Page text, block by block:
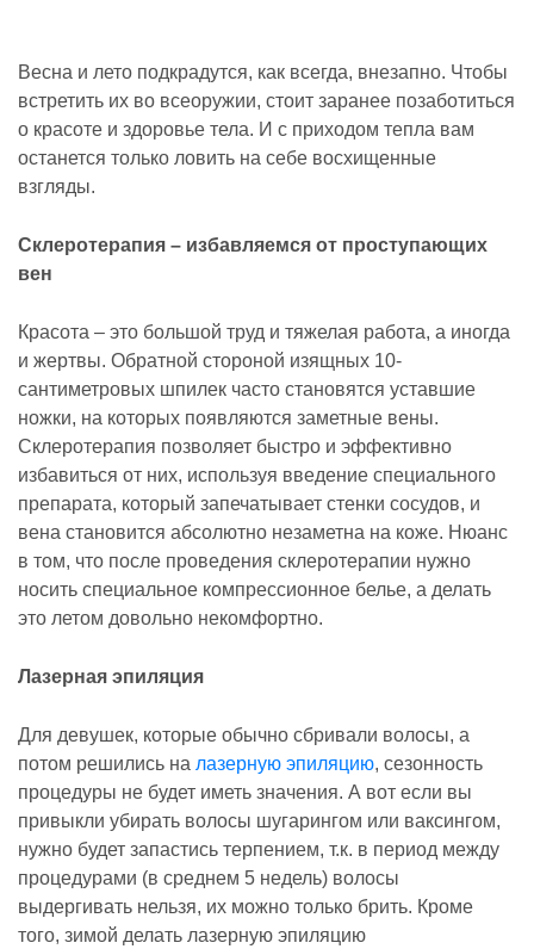
Весна и лето подкрадутся, как всегда, внезапно. Чтобы
встретить их во всеоружии, стоит заранее позаботиться
о красоте и здоровье тела. И с приходом тепла вам
останется только ловить на себе восхищенные
взгляды.
Склеротерапия – избавляемся от проступающих
вен
Красота – это большой труд и тяжелая работа, а иногда
и жертвы. Обратной стороной изящных 10-
сантиметровых шпилек часто становятся уставшие
ножки, на которых появляются заметные вены.
Склеротерапия позволяет быстро и эффективно
избавиться от них, используя введение специального
препарата, который запечатывает стенки сосудов, и
вена становится абсолютно незаметна на коже. Нюанс
в том, что после проведения склеротерапии нужно
носить специальное компрессионное белье, а делать
это летом довольно некомфортно.
Лазерная эпиляция
Для девушек, которые обычно сбривали волосы, а
потом решились на лазерную эпиляцию, сезонность
процедуры не будет иметь значения. А вот если вы
привыкли убирать волосы шугарингом или ваксингом,
нужно будет запастись терпением, т.к. в период между
процедурами (в среднем 5 недель) волосы
выдергивать нельзя, их можно только брить. Кроме
того, зимой делать лазерную эпиляцию